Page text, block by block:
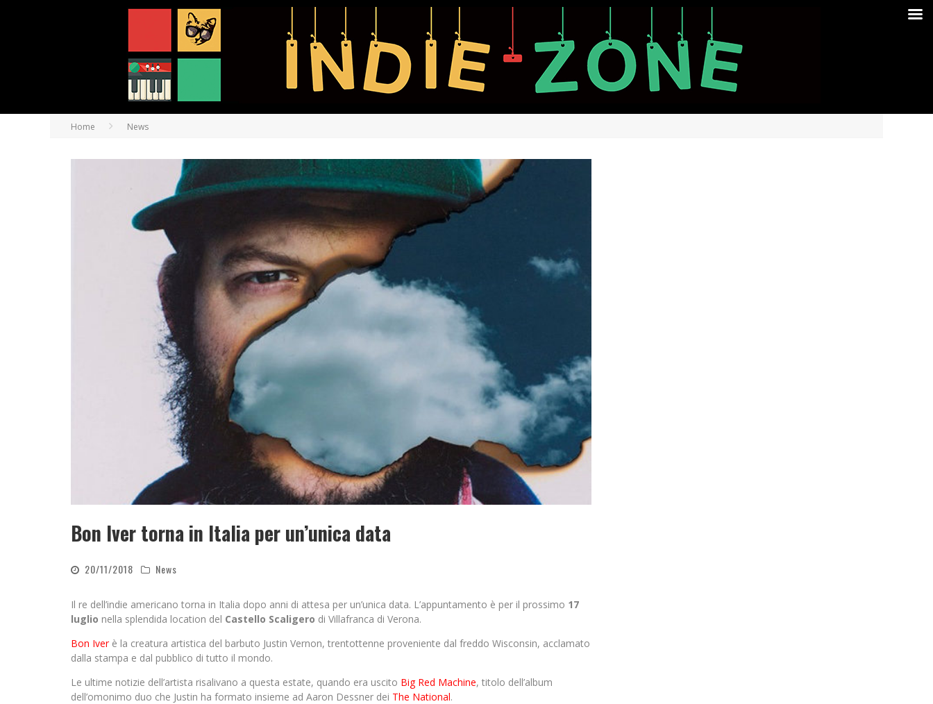
Home News
Bon Iver torna in Italia per un’unica data
20/11/2018 News
Il re dell’indie americano torna in Italia dopo anni di attesa per un’unica data. L’appuntamento è per il prossimo 17
luglio nella splendida location del Castello Scaligero di Villafranca di Verona.
Bon Iverè la creatura artistica del barbuto Justin Vernon, trentottenne proveniente dal freddo Wisconsin, acclamato
dalla stampa e dal pubblico di tutto il mondo.
Le ultime notizie dell’artista risalivano a questa estate, quando era uscito Big Red Machine, titolo dell’album
dell’omonimo duo che Justin ha formato insieme ad Aaron Dessner dei The National.